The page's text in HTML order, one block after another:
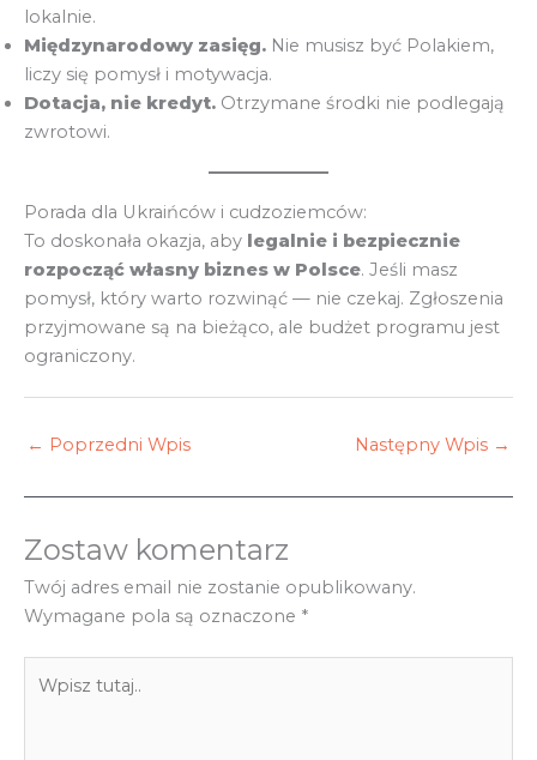
lokalnie.
Międzynarodowy zasięg. Nie musisz być Polakiem,
liczy się pomysł i motywacja.
Dotacja, nie kredyt. Otrzymane środki nie podlegają
zwrotowi.
Porada dla Ukraińców i cudzoziemców:
To doskonała okazja, aby legalnie i bezpiecznie
rozpocząć własny biznes w Polsce. Jeśli masz
pomysł, który warto rozwinąć — nie czekaj. Zgłoszenia
przyjmowane są na bieżąco, ale budżet programu jest
ograniczony.
← Poprzedni Wpis Następny Wpis →
Zostaw komentarz
Twój adres email nie zostanie opublikowany.
Wymagane pola są oznaczone *
tutaj..